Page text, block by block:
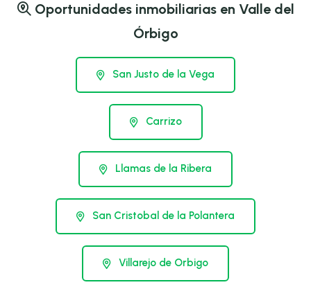
Oportunidades inmobiliarias en Valle del
Órbigo
San Justo de la Vega
Carrizo
Llamas de la Ribera
San Cristobal de la Polantera
Villarejo de Orbigo